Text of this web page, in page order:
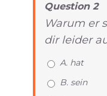
Question 2
Warum er
dir leider
A. hat
B. sein